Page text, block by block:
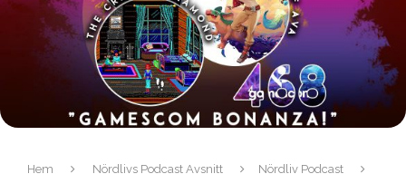
Hem Nördlivs Podcast Avsnitt
Nördliv Podcast